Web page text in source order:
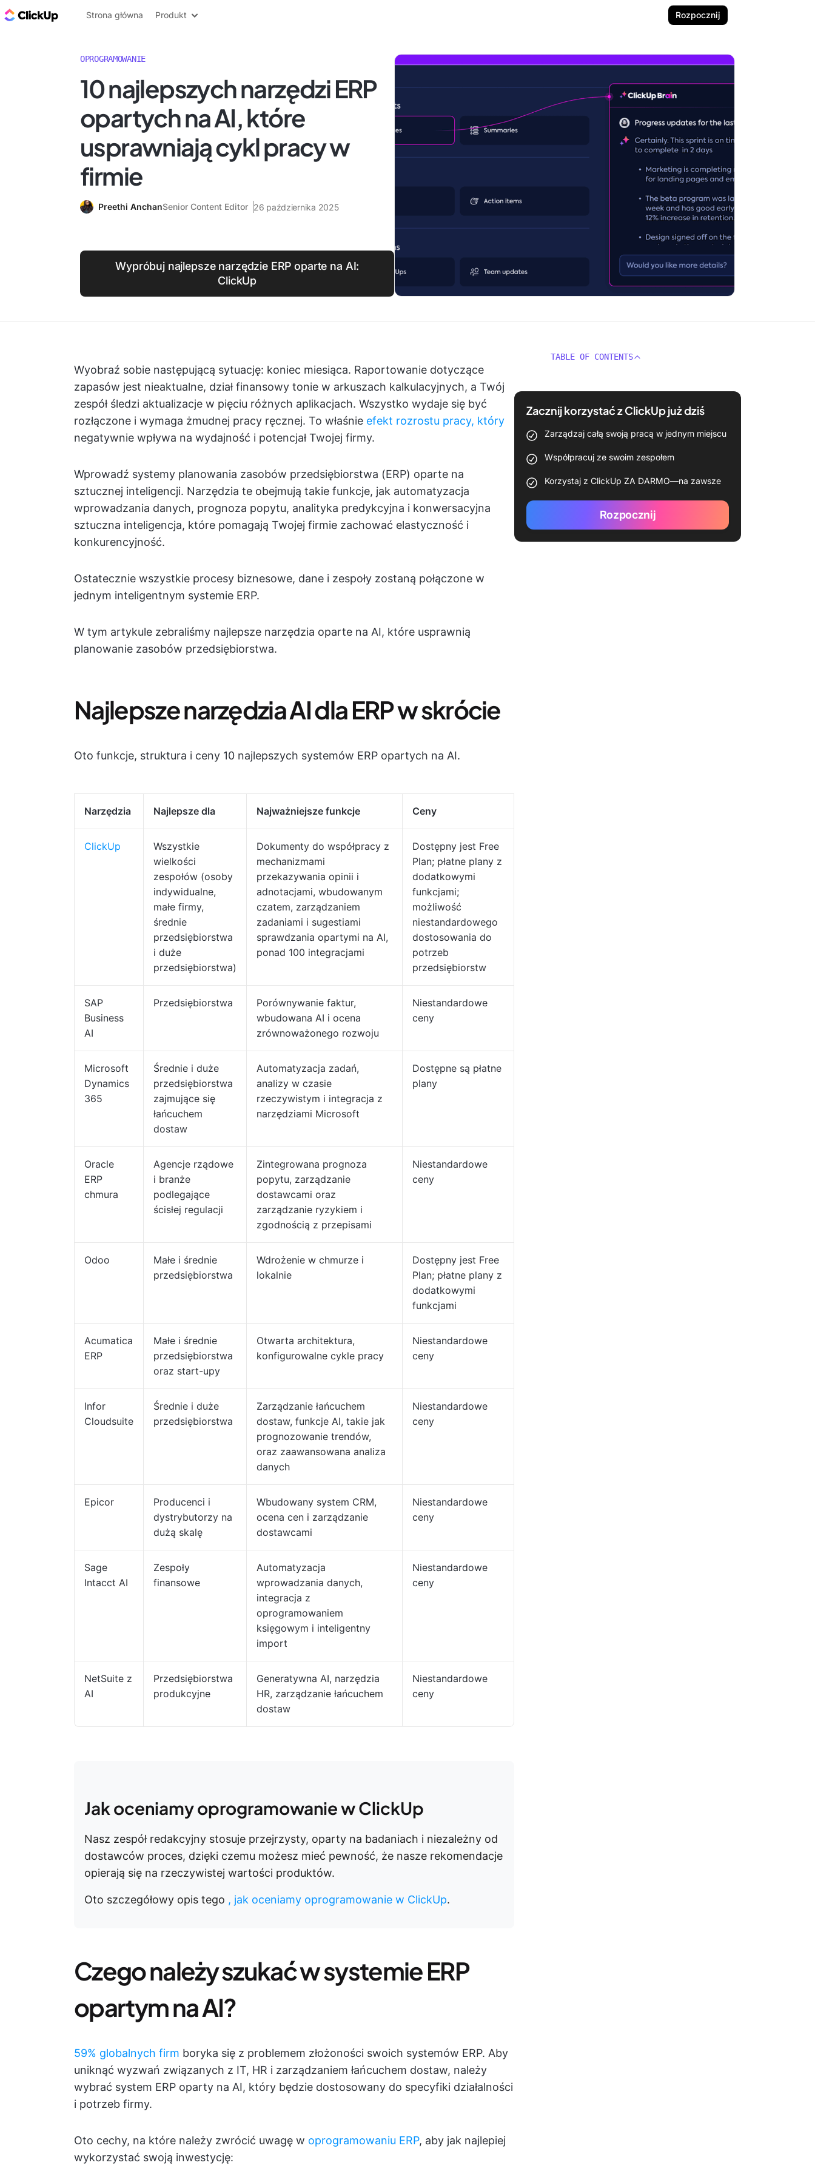
ClickUp Blog
Strona główna Produkt Rozpocznij
OPROGRAMOWANIE
10 najlepszych narzędzi ERP
opartych na AI, które
usprawniają cykl pracy w
firmie
Preethi AnchanSenior Content Editor 26 października 2025
Wypróbuj najlepsze narzędzie ERP oparte na AI:
ClickUp
Wyobraź sobie następującą sytuację: koniec miesiąca. Raportowanie dotyczące
zapasów jest nieaktualne, dział finansowy tonie w arkuszach kalkulacyjnych, a Twój
zespół śledzi aktualizacje w pięciu różnych aplikacjach. Wszystko wydaje się być
rozłączone i wymaga żmudnej pracy ręcznej. To właśnie efekt rozrostu pracy, który
negatywnie wpływa na wydajność i potencjał Twojej firmy.
Wprowadź systemy planowania zasobów przedsiębiorstwa (ERP) oparte na
sztucznej inteligencji. Narzędzia te obejmują takie funkcje, jak automatyzacja
wprowadzania danych, prognoza popytu, analityka predykcyjna i konwersacyjna
sztuczna inteligencja, które pomagają Twojej firmie zachować elastyczność i
konkurencyjność.
Ostatecznie wszystkie procesy biznesowe, dane i zespoły zostaną połączone w
jednym inteligentnym systemie ERP.
W tym artykule zebraliśmy najlepsze narzędzia oparte na AI, które usprawnią
planowanie zasobów przedsiębiorstwa.
Najlepsze narzędzia AI dla ERP w skrócie
Oto funkcje, struktura i ceny 10 najlepszych systemów ERP opartych na AI.
Narzędzia Najlepsze dla Najważniejsze funkcje Ceny
ClickUp
Wszystkie
wielkości
zespołów (osoby
indywidualne,
małe firmy,
średnie
przedsiębiorstwa
i duże
przedsiębiorstwa)
Dokumenty do współpracy z
mechanizmami
przekazywania opinii i
adnotacjami, wbudowanym
czatem, zarządzaniem
zadaniami i sugestiami
sprawdzania opartymi na AI,
ponad 100 integracjami
Dostępny jest Free
Plan; płatne plany z
dodatkowymi
funkcjami;
możliwość
niestandardowego
dostosowania do
potrzeb
przedsiębiorstw
SAP
Business
AI
Przedsiębiorstwa
Porównywanie faktur,
wbudowana AI i ocena
zrównoważonego rozwoju
Niestandardowe
ceny
Microsoft
Dynamics
365
Średnie i duże
przedsiębiorstwa
zajmujące się
łańcuchem
dostaw
Automatyzacja zadań,
analizy w czasie
rzeczywistym i integracja z
narzędziami Microsoft
Dostępne są płatne
plany
Oracle
ERP
chmura
Agencje rządowe
i branże
podlegające
ścisłej regulacji
Zintegrowana prognoza
popytu, zarządzanie
dostawcami oraz
zarządzanie ryzykiem i
zgodnością z przepisami
Niestandardowe
ceny
Odoo
Małe i średnie
przedsiębiorstwa
Wdrożenie w chmurze i
lokalnie
Dostępny jest Free
Plan; płatne plany z
dodatkowymi
funkcjami
Acumatica
ERP
Małe i średnie
przedsiębiorstwa
oraz start-upy
Otwarta architektura,
konfigurowalne cykle pracy
Niestandardowe
ceny
Infor
Cloudsuite
Średnie i duże
przedsiębiorstwa
Zarządzanie łańcuchem
dostaw, funkcje AI, takie jak
prognozowanie trendów,
oraz zaawansowana analiza
danych
Niestandardowe
ceny
Epicor
Producenci i
dystrybutorzy na
dużą skalę
Wbudowany system CRM,
ocena cen i zarządzanie
dostawcami
Niestandardowe
ceny
Sage
Intacct AI
Zespoły
finansowe
Automatyzacja
wprowadzania danych,
integracja z
oprogramowaniem
księgowym i inteligentny
import
Niestandardowe
ceny
NetSuite z
AI
Przedsiębiorstwa
produkcyjne
Generatywna AI, narzędzia
HR, zarządzanie łańcuchem
dostaw
Niestandardowe
ceny
Jak oceniamy oprogramowanie w ClickUp
Nasz zespół redakcyjny stosuje przejrzysty, oparty na badaniach i niezależny od
dostawców proces, dzięki czemu możesz mieć pewność, że nasze rekomendacje
opierają się na rzeczywistej wartości produktów.
Oto szczegółowy opis tego , jak oceniamy oprogramowanie w ClickUp.
Czego należy szukać w systemie ERP
opartym na AI?
59% globalnych firm boryka się z problemem złożoności swoich systemów ERP. Aby
uniknąć wyzwań związanych z IT, HR i zarządzaniem łańcuchem dostaw, należy
wybrać system ERP oparty na AI, który będzie dostosowany do specyfiki działalności
i potrzeb firmy.
Oto cechy, na które należy zwrócić uwagę w oprogramowaniu ERP, aby jak najlepiej
wykorzystać swoją inwestycję:
TABLE OF CONTENTS
Zacznij korzystać z ClickUp już dziś
Zarządzaj całą swoją pracą w jednym miejscu
Współpracuj ze swoim zespołem
Korzystaj z ClickUp ZA DARMO—na zawsze
Rozpocznij